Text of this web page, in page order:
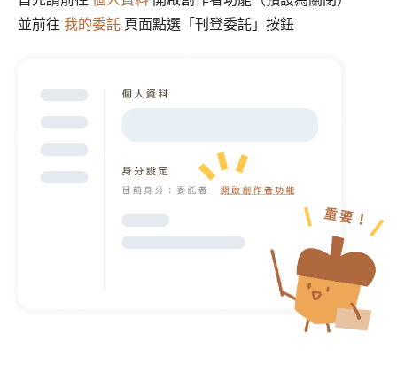
並前往 我的委託 頁面點選「刊登委託」按鈕